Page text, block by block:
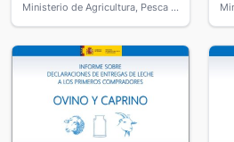
Ministerio de Agricultura, Pesca y Alimentación